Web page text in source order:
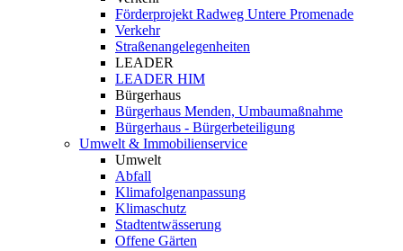
Förderprojekt Radweg Untere Promenade
Verkehr
Straßenangelegenheiten
LEADER
LEADER HIM
Bürgerhaus
Bürgerhaus Menden, Umbaumaßnahme
Bürgerhaus - Bürgerbeteiligung
Umwelt & Immobilienservice
Umwelt
Abfall
Klimafolgenanpassung
Klimaschutz
Stadtentwässerung
Offene Gärten